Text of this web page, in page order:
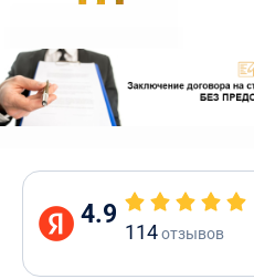
4.9
114отзывов